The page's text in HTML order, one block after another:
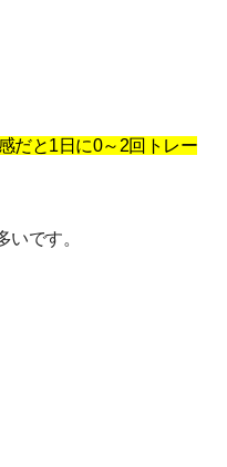
だと1日に0～2回トレー
です。